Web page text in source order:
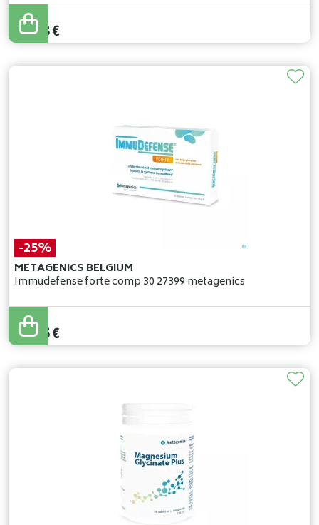
32,20
28,98€
-25%
METAGENICS BELGIUM
Immudefense forte comp 30 27399 metagenics
37,40
28,05€